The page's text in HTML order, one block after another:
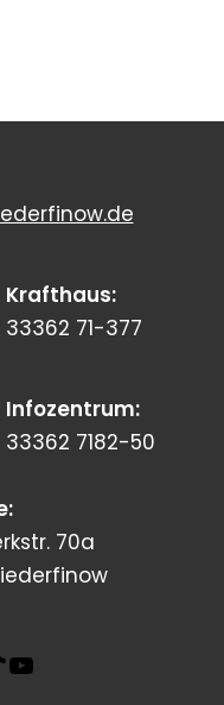
Krafthaus:
71-377
Infozentrum:
7182-50
70a